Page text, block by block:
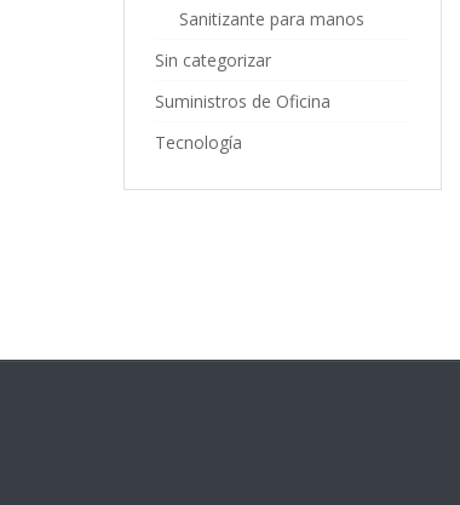
Sanitizante para manos
Sin categorizar
Suministros de Oficina
Tecnología